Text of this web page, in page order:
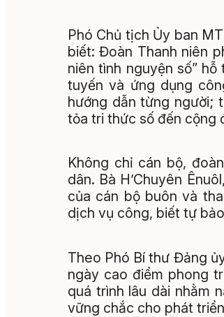
Phó Chủ tịch Ủy ban
biết: Đoàn Thanh niên
niên tình nguyện số”
tuyến và ứng dụng
hướng dẫn từng người;
tỏa tri thức số đến cộng
Không chỉ cán bộ,
dân. Bà H’Chuyên
của cán bộ buôn và
dịch vụ công, biết tự
Theo Phó Bí thư Đảng
ngày cao điểm phong
quá trình lâu dài nhằm
vững chắc cho phát